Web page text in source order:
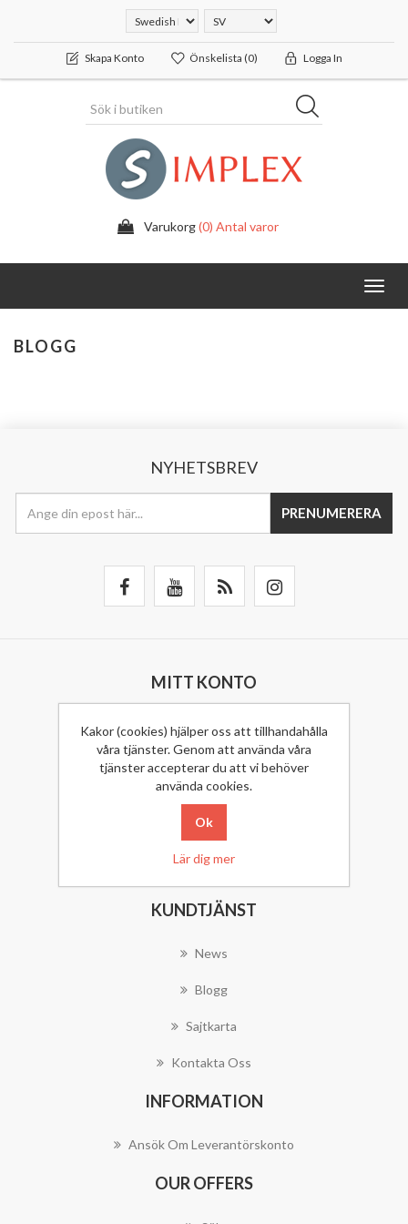
Skapa Konto Önskelista (0) Logga In
Varukorg (0) Antal varor
BLOGG
NYHETSBREV
PRENUMERERA
MITT KONTO
Mitt Konto
Mina Ordrar
KUNDTJÄNST
News
Blogg
Sajtkarta
Kontakta Oss
INFORMATION
Ansök Om Leverantörskonto
OUR OFFERS
Kakor (cookies) hjälper oss att tillhandahålla
våra tjänster. Genom att använda våra
tjänster accepterar du att vi behöver
använda cookies.
Lär dig mer